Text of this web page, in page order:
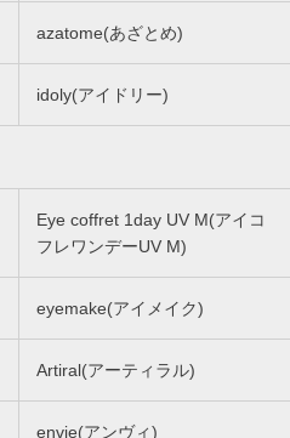
azatome(あざとめ)
idoly(アイドリー)
Eye coffret 1day UV M(アイコ
フレワンデーUV M)
eyemake(アイメイク)
Artiral(アーティラル)
envie(アンヴィ)